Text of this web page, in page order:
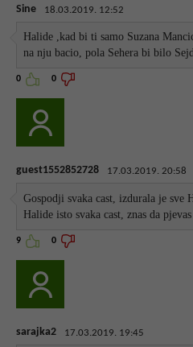
Sine 18.03.2019. 12:52
Halide ,kad bi ti samo Suzana
na nju bacio, pola Sehera bi bilo
0 0
guest1552852728 17.03.2019. 20:58
Gospodji svaka cast, izdurala je sve
Halide isto svaka cast, znas da
9 0
sarajka2 17.03.2019. 19:45